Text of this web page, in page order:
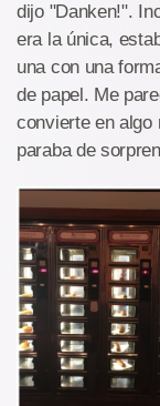
dijo "Danken!".
era la única,
una con una
de papel. Me
convierte en algo
paraba de